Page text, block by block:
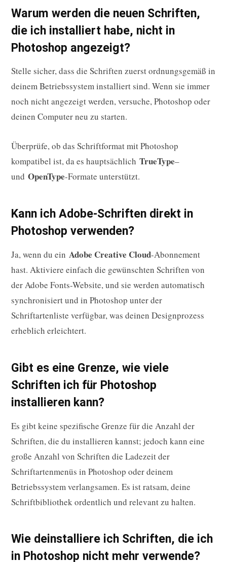
Warum werden die neuen Schriften,
die ich installiert habe, nicht in
Photoshop angezeigt?
Stelle sicher, dass die Schriften zuerst ordnungsgemäß in
deinem Betriebssystem installiert sind. Wenn sie immer
noch nicht angezeigt werden, versuche, Photoshop oder
deinen Computer neu zu starten.
Überprüfe, ob das Schriftformat mit Photoshop
kompatibel ist, da es hauptsächlich TrueType–
und OpenType-Formate unterstützt.
Kann ich Adobe-Schriften direkt in
Photoshop verwenden?
Ja, wenn du ein Adobe Creative Cloud-Abonnement
hast. Aktiviere einfach die gewünschten Schriften von
der Adobe Fonts-Website, und sie werden automatisch
synchronisiert und in Photoshop unter der
Schriftartenliste verfügbar, was deinen Designprozess
erheblich erleichtert.
Gibt es eine Grenze, wie viele
Schriften ich für Photoshop
installieren kann?
Es gibt keine spezifische Grenze für die Anzahl der
Schriften, die du installieren kannst; jedoch kann eine
große Anzahl von Schriften die Ladezeit der
Schriftartenmenüs in Photoshop oder deinem
Betriebssystem verlangsamen. Es ist ratsam, deine
Schriftbibliothek ordentlich und relevant zu halten.
Wie deinstalliere ich Schriften, die ich
in Photoshop nicht mehr verwende?